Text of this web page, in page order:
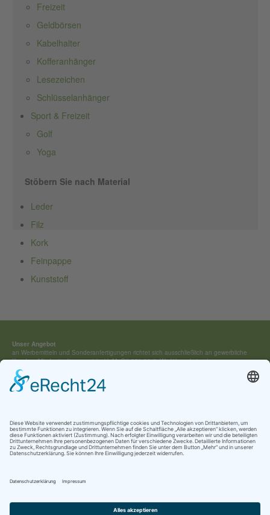
Freizeit
Geldbörsen
Kabelhalter
Kofferanhänger
Lesezeichen
Schlüsselanhänger
Sport & Freizeit
Golf
Yoga
Stöbern Sie nach Material
Leder
Filz
Kork
Feinpappe
Kunststoff
Unser Angebot
an Werbemitteln und Sonderan­fertigungen richtet sich ausschließ­lich an gewerbliche
Kunden. Mindestauftragswert (exkl. MwSt) 250,00 €. Wir führen keine Lagerware,
sondern fertigen jedes Werbemittel individuell für Sie an.
Kontakt:
Tel.: +49 (0) 4154 / 7 95 40-0
Erfahren Sie mehr überunsere Geschichteals traditionsreiches Familienunternehmen
und lernen Sieunsere WerteundKatalogekennen.
Kontakt